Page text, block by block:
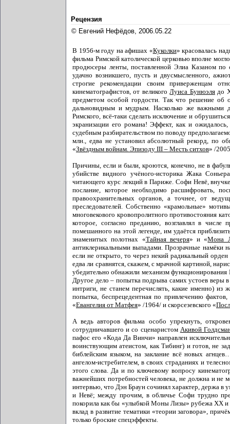
Рецензия
© Евгений Нефёдов, 2006.05.22
В 1956-м году на афишах «Куколки» красовалась
фильма Римской католической церковью вполне
продюсеры ленты, поставленной Элиа Казаном по
удачно возникшего, пусть и двусмысленного,
строгие рекомендации своим приверженцам
кинематографистов, от великогоЛуиса Бунюэлядо
предметом особой гордости. Так что решение об
дальновидным и мудрым. Насколько же важными
Римского, всё-таки сделать исключение и
экранизации его романа! Эффект, как и
судебным разбирательством по поводу
млн., едва не установил абсолютный рекорд, по
«Звёздным войнам. Эпизоду III – Месть ситхов» /
Причины, если и были, кроются, конечно, не в
убийстве видного учёного-историка Жака
читающего курс лекций в Париже. Софи Невё,
послание, которое необходимо расшифровать,
правоохранительных органов, а точнее, от
преследователей. Собственно «крамольные»
многовекового кровопролитного противостояния
которое, согласно преданию, возглавлял в
помешанного на этой легенде, им удаётся
знаменитых полотнах «Тайная вечеря» и «Мона
антиклерикальными выпадами. Прозрачные намёки
если не открыто, то через некий радикальный
едва ли сравнятся, скажем, с мрачной картиной,
убедительно обнажили механизм функционирования
Другое дело – попытка подрыва самих устоев веры
интриги, не станем перечислять, какие именно) из
попытка, беспрецедентная по привлечению
«Евангелия от Матфея» /1964/ и скорсезевского «
А ведь авторов фильма особо упрекнуть,
сотрудничавшего и со сценаристом Акивой
пафос его «Кода Да Винчи» направлен
воинствующим атеистом, как Тибинг) и готов, не
библейским языком, на заклание всё новых
ангелом-истребителем, в своих страданиях и
этого слова. Да и по ключевому вопросу
важнейших потребностей человека, не должна и
интервью, что Дэн Браун сочинял характер, держа в
и Невё; между прочим, в обличье Софи трудно
покорила как бы «улыбкой Моны Лизы» рубежа XX и
вклад в развитие тематики «теории заговора»,
только броские спецэффекты.